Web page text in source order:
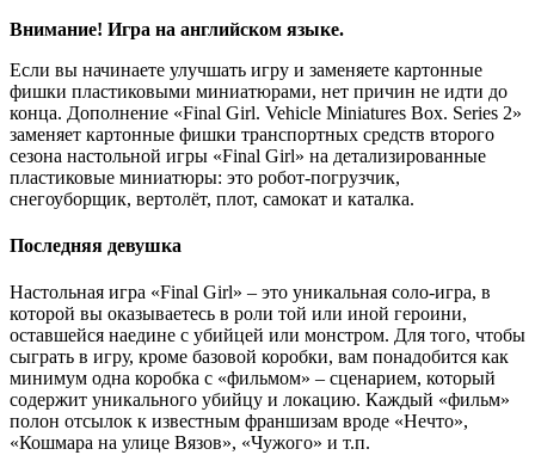
Внимание! Игра на английском языке.
Если вы начинаете улучшать игру и заменяете картонные
фишки пластиковыми миниатюрами, нет причин не идти до
конца. Дополнение «Final Girl. Vehicle Miniatures Box. Series 2»
заменяет картонные фишки транспортных средств второго
сезона настольной игры «Final Girl» на детализированные
пластиковые миниатюры: это робот-погрузчик,
снегоуборщик, вертолёт, плот, самокат и каталка.
Последняя девушка
Настольная игра «Final Girl» – это уникальная соло-игра, в
которой вы оказываетесь в роли той или иной героини,
оставшейся наедине с убийцей или монстром. Для того, чтобы
сыграть в игру, кроме базовой коробки, вам понадобится как
минимум одна коробка с «фильмом» – сценарием, который
содержит уникального убийцу и локацию. Каждый «фильм»
полон отсылок к известным франшизам вроде «Нечто»,
«Кошмара на улице Вязов», «Чужого» и т.п.